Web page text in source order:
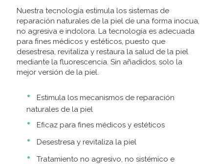
Nuestra tecnología estimula los sistemas de
reparación naturales de la piel de una forma inocua,
no agresiva e indolora. La tecnología es adecuada
para fines médicos y estéticos, puesto que
desestresa, revitaliza y restaura la salud de la piel
mediante la fluorescencia. Sin añadidos, solo la
mejor versión de la piel.
Estimula los mecanismos de reparación
naturales de la piel
Eficaz para fines médicos y estéticos
Desestresa y revitaliza la piel
Tratamiento no agresivo, no sistémico e